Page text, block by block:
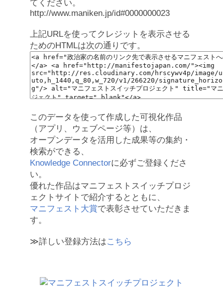
てください。
http://www.maniken.jp/id#0000000023
上記URLを使ってクレジットを表示させる
ためのHTMLは次の通りです。
このデータを使って作成した可視化作品
（アプリ、ウェブページ等）は、
オープンデータを活用した成果等の集約・
検索ができる、
Knowledge Connectorに必ずご登録くださ
い。
優れた作品はマニフェストスイッチプロジ
ェクトサイトで紹介するとともに、
マニフェスト大賞で表彰させていただきま
す。
≫詳しい登録方法はこちら